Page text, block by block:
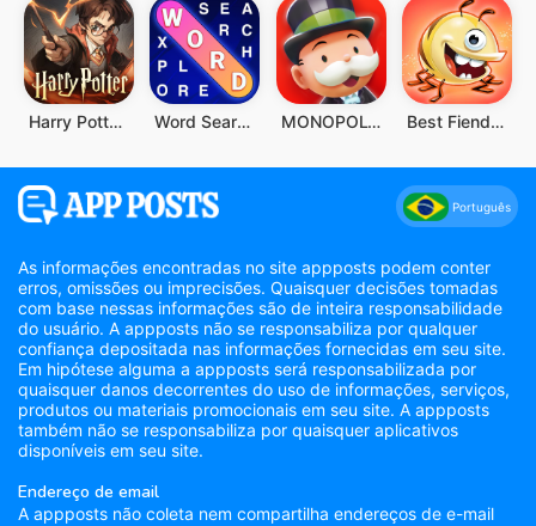
Harry Potter: Desperta a Magia Word Search Explorer MONOPOLY GO! Best Fiends - Combinações
Português
As informações encontradas no site appposts podem conter
erros, omissões ou imprecisões. Quaisquer decisões tomadas
com base nessas informações são de inteira responsabilidade
do usuário. A appposts não se responsabiliza por qualquer
confiança depositada nas informações fornecidas em seu site.
Em hipótese alguma a appposts será responsabilizada por
quaisquer danos decorrentes do uso de informações, serviços,
produtos ou materiais promocionais em seu site. A appposts
também não se responsabiliza por quaisquer aplicativos
disponíveis em seu site.
Endereço de email
A appposts não coleta nem compartilha endereços de e-mail